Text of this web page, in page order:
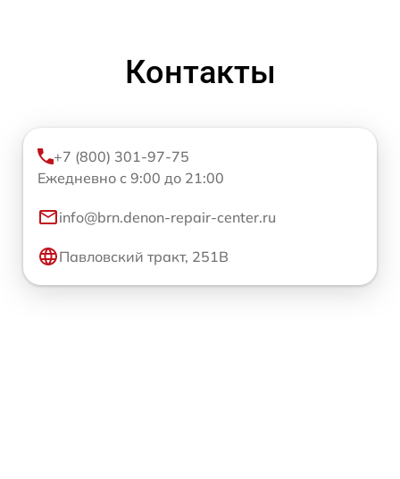
Контакты
+7 (800) 301-97-75
Ежедневно с 9:00 до 21:00
info@brn.denon-repair-center.ru
Павловский тракт, 251В